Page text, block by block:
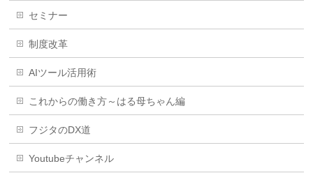
セミナー
制度改革
AIツール活用術
これからの働き方～はる母ちゃん編
フジタのDX道
Youtubeチャンネル